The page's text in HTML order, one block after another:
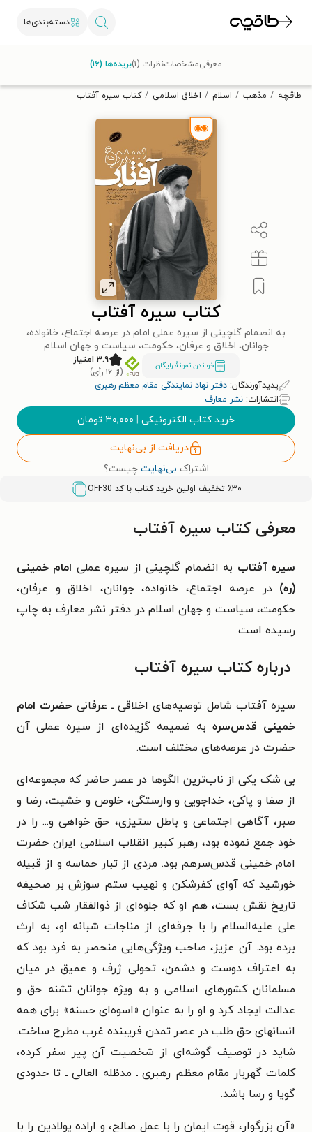
دسته‌بندی‌ها
تخفیف از طاقچه دریافت کن.
طاقچه مذهب اسلام اخلاق اسلامی کتاب سیره آفتاب
کتاب سیره آفتاب
به انضمام گلچینی از سیره عملی امام در عرصه اجتماع، خانواده،
جوانان، اخلاق و عرفان، حکومت، سیاست و جهان اسلام
خواندن نمونۀ رایگان
۳.۹ امتیاز
(از ۱۶ رأی)
پدیدآورندگان: دفتر نهاد نمایندگی مقام معظم رهبری
انتشارات: نشر معارف
خرید کتاب الکترونیکی | ۳۰,۰۰۰ تومان
دریافت از بی‌نهایت
اشتراک بی‌نهایت چیست؟
٪۳۰ تخفیف اولین خرید کتاب با کد OFF30
معرفیمشخصاتنظرات (۱) بریده‌ها (۱۶)
معرفی کتاب سیره آفتاب
سیره آفتاب به انضمام گلچینی از سیره عملی امام خمینی
(ره) در عرصه اجتماع، خانواده، جوانان، اخلاق و عرفان،
حکومت، سیاست و جهان اسلام در دفتر نشر معارف به چاپ
رسیده است.
درباره کتاب سیره آفتاب
سیره آفتاب شامل توصیه‌های اخلاقی ـ عرفانی حضرت امام
خمینی قدس‌سره به ضمیمه گزیده‌ای از سیره عملی آن
حضرت در عرصه‌های مختلف است.
بی شک یکی از ناب‌ترین الگوها در عصر حاضر که مجموعه‌ای
از صفا و پاکی، خداجویی و وارستگی، خلوص و خشیت، رضا و
صبر، آگاهی اجتماعی و باطل ستیزی، حق خواهی و... را در
خود جمع نموده بود، رهبر کبیر انقلاب اسلامی ایران حضرت
امام خمینی قدس‌سرهم بود. مردی از تبار حماسه و از قبیله
خورشید که آوای کفرشکن و نهیب ستم سوزش بر صحیفه
تاریخ نقش بست، هم او که جلوه‌ای از ذوالفقار شب شکاف
علی علیه‌السلام را با جرقه‌ای از مناجات شبانه او، به ارث
برده بود. آن عزیز، صاحب ویژگی‌هایی منحصر به فرد بود که
به اعتراف دوست و دشمن، تحولی ژرف و عمیق در میان
مسلمانان کشورهای اسلامی و به ویژه جوانان تشنه حق و
عدالت ایجاد کرد و او را به عنوان «اسوه‌ای حسنه» برای همه
انسانهای حق طلب در عصر تمدن فریبنده غرب مطرح ساخت.
شاید در توصیف گوشه‌ای از شخصیت آن پیر سفر کرده،
کلمات گهربار مقام معظم رهبری ـ مدظله العالی ـ تا حدودی
گویا و رسا باشد.
«آن بزرگوار، قوت ایمان را با عمل صالح، و اراده پولادین را با